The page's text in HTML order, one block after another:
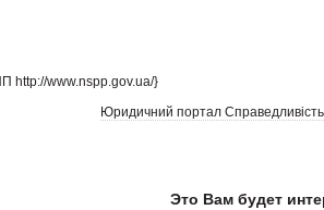
http://www.nspp.gov.ua/}
Юридичний портал Справедливість
Это Вам будет